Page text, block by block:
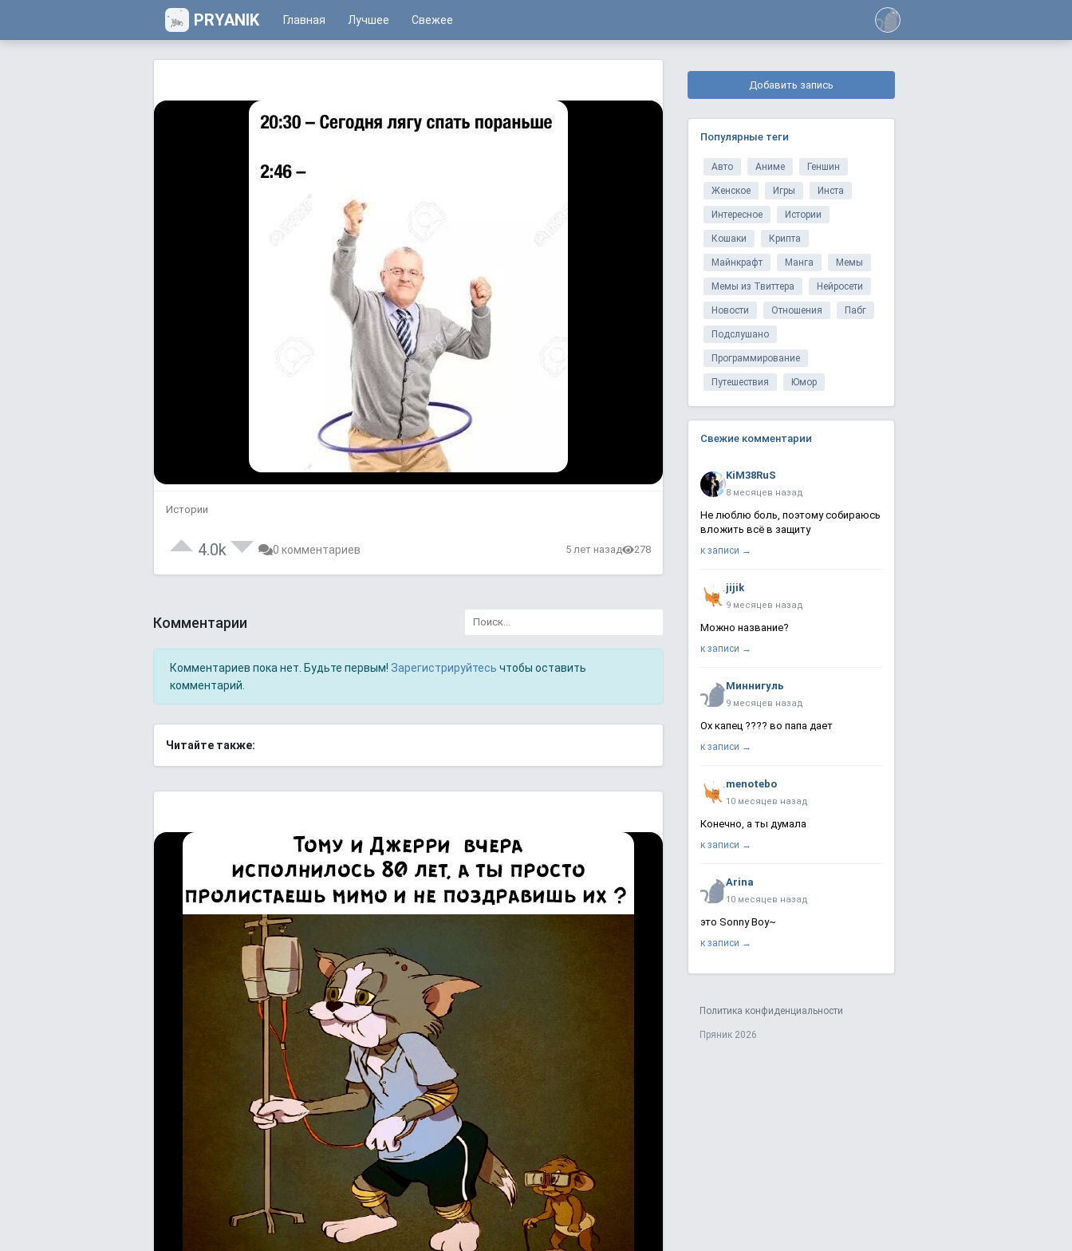
PRYANIK Главная Лучшее Свежее
Истории
4.0k 0 комментариев 5 лет назад 278
Комментарии
Комментариев пока нет. Будьте первым! Зарегистрируйтесь чтобы оставить
комментарий.
Читайте также:
Добавить запись
Популярные теги
Авто Аниме Геншин
Женское Игры Инста
Интересное Истории
Кошаки Крипта
Майнкрафт Манга Мемы
Мемы из Твиттера Нейросети
Новости Отношения Пабг
Подслушано
Программирование
Путешествия Юмор
Свежие комментарии
KiM38RuS
8 месяцев назад
Не люблю боль, поэтому собираюсь
вложить всё в защиту
к записи →
jijik
9 месяцев назад
Можно название?
к записи →
Миннигуль
9 месяцев назад
Ох капец ???? во папа дает
к записи →
menotebo
10 месяцев назад
Конечно, а ты думала
к записи →
Arina
10 месяцев назад
это Sonny Boy~
к записи →
Политика конфиденциальности
Пряник 2026